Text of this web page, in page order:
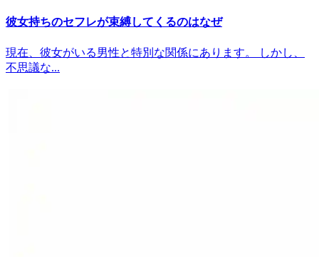
彼女持ちのセフレが束縛してくるのはなぜ
現在、彼女がいる男性と特別な関係にあります。 しかし、
不思議な...